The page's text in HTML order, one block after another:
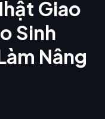
Giao
Sinh
Nâng